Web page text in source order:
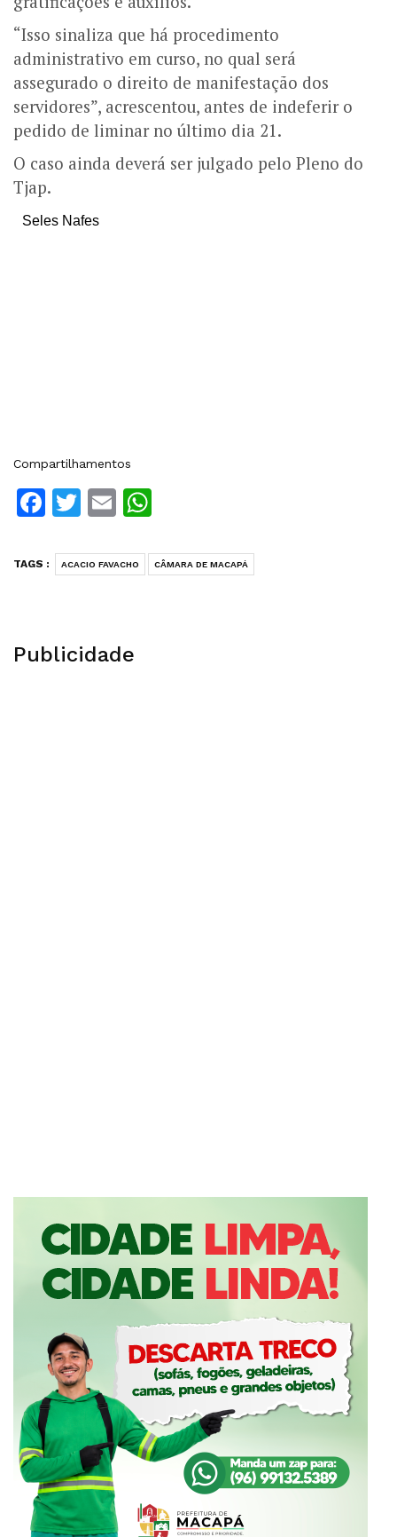
“Isso sinaliza que há procedimento
administrativo em curso, no qual será
assegurado o direito de manifestação dos
servidores”, acrescentou, antes de indeferir o
pedido de liminar no último dia 21.
O caso ainda deverá ser julgado pelo Pleno do
Tjap.
Seles Nafes
Compartilhamentos
Facebook
Twitter
Email
TAGS : ACACIO FAVACHO CÂMARA DE MACAPÁ
Publicidade